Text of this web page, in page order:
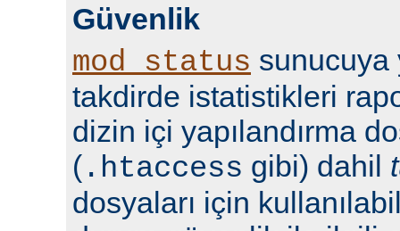
Güvenlik
mod_status sunucuya
takdirde istatistikleri
dizin içi yapılandırma
( .htaccess gibi) dahil
dosyaları için